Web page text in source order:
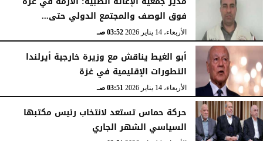
فوق الوصف والمجتمع الدولي حتى...
الأربعاء، 14 يناير 2026 03:52 صـ
أبو الغيط يناقش مع وزيرة خارجية أيرلندا
التطورات الإقليمية في غزة
الأربعاء، 14 يناير 2026 03:51 صـ
حركة حماس تستعد لانتخاب رئيس مكتبها
السياسي الشهر الجاري